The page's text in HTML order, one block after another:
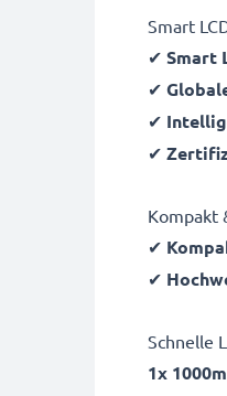
Smart
✔ Smart
✔
✔
✔
Kompakt
✔
✔
Schnelle
1x